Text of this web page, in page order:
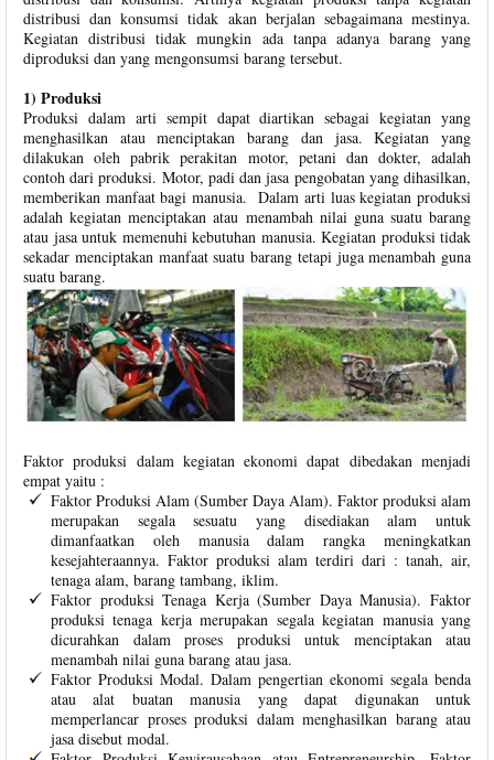
distribusi dan konsumsi tidak akan berjalan sebagaimana mestinya.
Kegiatan distribusi tidak mungkin ada tanpa adanya barang yang
diproduksi dan yang mengonsumsi barang tersebut.
1) Produksi
Produksi dalam arti sempit dapat diartikan sebagai kegiatan yang
menghasilkan atau menciptakan barang dan jasa. Kegiatan yang
dilakukan oleh pabrik perakitan motor, petani dan dokter, adalah
contoh dari produksi. Motor, padi dan jasa pengobatan yang dihasilkan,
memberikan manfaat bagi manusia. Dalam arti luas kegiatan produksi
adalah kegiatan menciptakan atau menambah nilai guna suatu barang
atau jasa untuk memenuhi kebutuhan manusia. Kegiatan produksi tidak
sekadar menciptakan manfaat suatu barang tetapi juga menambah guna
suatu barang.
Faktor produksi dalam kegiatan ekonomi dapat dibedakan menjadi
empat yaitu :
Faktor Produksi Alam (Sumber Daya Alam). Faktor produksi alam
merupakan segala sesuatu yang disediakan alam untuk
dimanfaatkan oleh manusia dalam rangka meningkatkan
kesejahteraannya. Faktor produksi alam terdiri dari : tanah, air,
tenaga alam, barang tambang, iklim.
Faktor produksi Tenaga Kerja (Sumber Daya Manusia). Faktor
produksi tenaga kerja merupakan segala kegiatan manusia yang
dicurahkan dalam proses produksi untuk menciptakan atau
menambah nilai guna barang atau jasa.
Faktor Produksi Modal. Dalam pengertian ekonomi segala benda
atau alat buatan manusia yang dapat digunakan untuk
memperlancar proses produksi dalam menghasilkan barang atau
jasa disebut modal.